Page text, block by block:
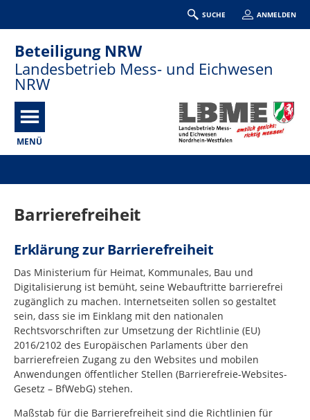
SUCHE ANMELDEN
Beteiligung NRW
Landesbetrieb Mess- und Eichwesen
NRW
MENÜ
Barrierefreiheit
Erklärung zur Barrierefreiheit
Das Ministerium für Heimat, Kommunales, Bau und
Digitalisierung ist bemüht, seine Webauftritte barrierefrei
zugänglich zu machen. Internetseiten sollen so gestaltet
sein, dass sie im Einklang mit den nationalen
Rechtsvorschriften zur Umsetzung der Richtlinie (EU)
2016/2102 des Europäischen Parlaments über den
barrierefreien Zugang zu den Websites und mobilen
Anwendungen öffentlicher Stellen (Barrierefreie-Websites-
Gesetz – BfWebG) stehen.
Maßstab für die Barrierefreiheit sind die Richtlinien für